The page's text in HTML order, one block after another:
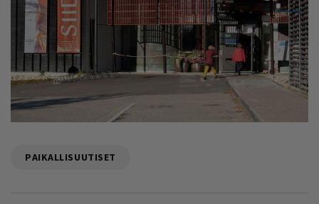
PAIKALLISUUTISET